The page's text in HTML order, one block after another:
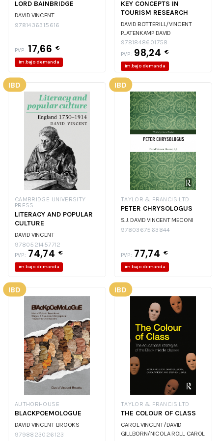
LORD BAINBRIDGE
DAVID VINCENT
9781436315616
PVP: 17,66 €
im.bajo demanda
KEY CONCEPTS IN
TOURISM RESEARCH
DAVID BOTTERILL/VINCENT
PLATENKAMP DAVID
BOTTERILL/VINCENT
PLATENKAMP
9781848601758
PVP: 98,24 €
im.bajo demanda
IBD
CAMBRIDGE UNIVERSITY
PRESS
LITERACY AND POPULAR
CULTURE
DAVID VINCENT
9780521457712
PVP: 74,74 €
im.bajo demanda
IBD
TAYLOR & FRANCIS LTD
PETER CHRYSOLOGUS
S.J. DAVID VINCENT MECONI
9780367563844
PVP: 77,74 €
im.bajo demanda
IBD
AUTHORHOUSE
BLACKPOEMOLOGUE
DAVID VINCENT BROOKS
9798823026123
IBD
TAYLOR & FRANCIS LTD
THE COLOUR OF CLASS
CAROL VINCENT/DAVID
GILLBORN/NICOLA ROLL CAROL